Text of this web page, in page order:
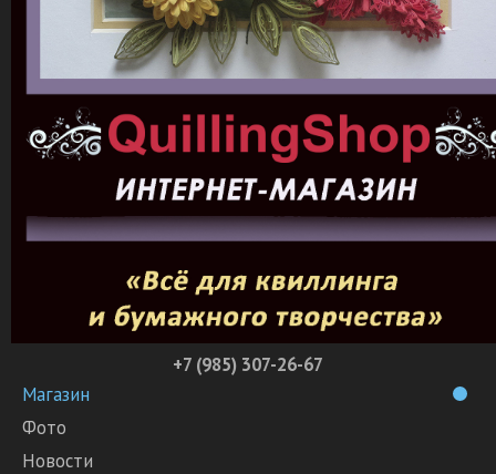
+7 (985) 307-26-67
Магазин
Фото
Новости